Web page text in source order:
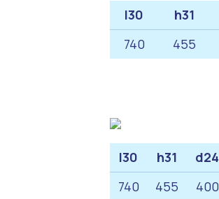
l30 h31
740
455
l30 h31 d24
740
455 400